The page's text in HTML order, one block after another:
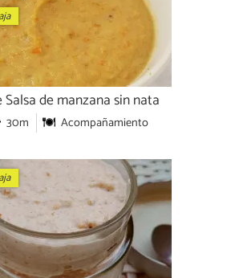
Salsa de manzana sin nata
30m Acompañamiento